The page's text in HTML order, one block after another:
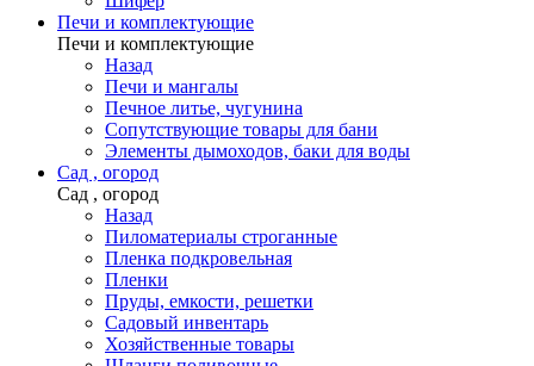
Печи и комплектующие
Печи и комплектующие
Назад
Печи и мангалы
Печное литье, чугунина
Сопутствующие товары для бани
Элементы дымоходов, баки для воды
Сад , огород
Сад , огород
Назад
Пиломатериалы строганные
Пленка подкровельная
Пленки
Пруды, емкости, решетки
Садовый инвентарь
Хозяйственные товары